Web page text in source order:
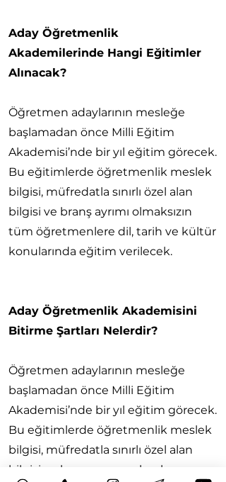
Aday Öğretmenlik
Akademilerinde Hangi Eğitimler
Alınacak?
Öğretmen adaylarının mesleğe
başlamadan önce Milli Eğitim
Akademisi’nde bir yıl eğitim görecek.
Bu eğitimlerde öğretmenlik meslek
bilgisi, müfredatla sınırlı özel alan
bilgisi ve branş ayrımı olmaksızın
tüm öğretmenlere dil, tarih ve kültür
konularında eğitim verilecek.
Aday Öğretmenlik Akademisini
Bitirme Şartları Nelerdir?
Öğretmen adaylarının mesleğe
başlamadan önce Milli Eğitim
Akademisi’nde bir yıl eğitim görecek.
Bu eğitimlerde öğretmenlik meslek
bilgisi, müfredatla sınırlı özel alan
bilgisi ve branş ayrımı olmaksızın